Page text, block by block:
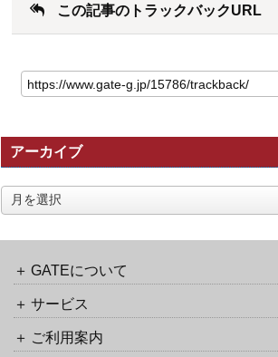
この記事のトラックバックURL
の
記
の
ト
ラ
ッ
ク
ッ
URL
アーカイブ
ア
ー
GATEについて
サービス
ご利用案内